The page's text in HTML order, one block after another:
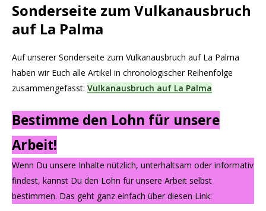
Sonderseite zum Vulkanausbruch
auf La Palma
Auf unserer Sonderseite zum Vulkanausbruch auf La Palma
haben wir Euch alle Artikel in chronologischer Reihenfolge
zusammengefasst: Vulkanausbruch auf La Palma
Bestimme den Lohn für unsere
Arbeit!
Wenn Du unsere Inhalte nützlich, unterhaltsam oder informativ
findest, kannst Du den Lohn für unsere Arbeit selbst
bestimmen. Das geht ganz einfach über diesen Link: